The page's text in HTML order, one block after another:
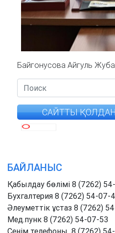
Байгонусова Айгуль
САЙТТЫ
БАЙЛАНЫС
Қабылдау бөлімі 8 (7262)
Бухгалтерия 8 (7262) 54-07-
Әлеуметтік ұстаз 8 (7262)
Мед.пунк 8 (7262) 54-07-53
Cенім телефоны 8 (7262)